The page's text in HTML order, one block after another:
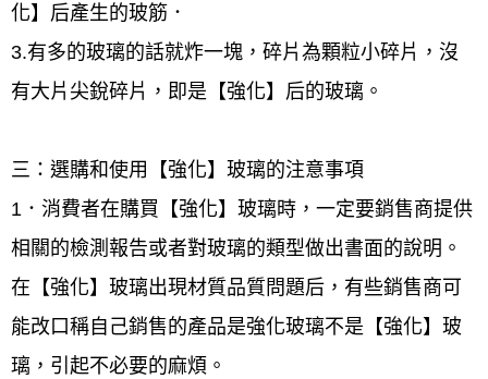
化】后產生的玻筋．
3.有多的玻璃的話就炸一塊，碎片為顆粒小碎片，沒
有大片尖銳碎片，即是【強化】后的玻璃。
三：選購和使用【強化】玻璃的注意事項
1．消費者在購買【強化】玻璃時，一定要銷售商提供
相關的檢測報告或者對玻璃的類型做出書面的說明。
在【強化】玻璃出現材質品質問題后，有些銷售商可
能改口稱自己銷售的產品是強化玻璃不是【強化】玻
璃，引起不必要的麻煩。